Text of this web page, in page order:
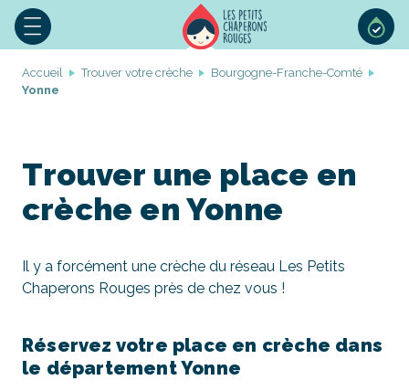
Accueil Trouver votre crèche
Bourgogne-Franche-Comté
Yonne
Trouver une place en
crèche en Yonne
Il y a forcément une crèche du réseau Les Petits
Chaperons Rouges près de chez vous !
Réservez votre place en crèche dans
le département Yonne